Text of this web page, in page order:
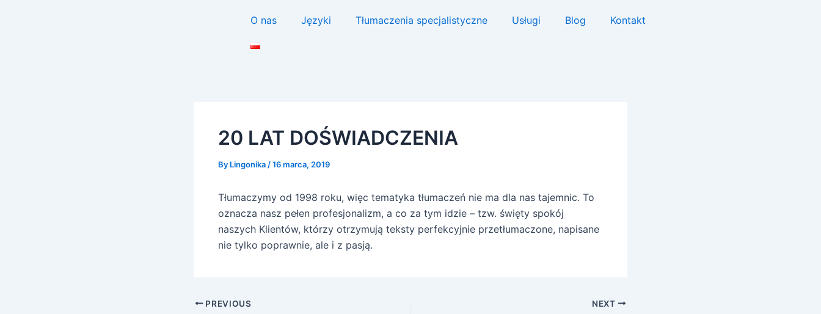
O nas Języki Tłumaczenia specjalistyczne Usługi Blog Kontakt
20 LAT DOŚWIADCZENIA
By Lingonika /16 marca, 2019
Tłumaczymy od 1998 roku, więc tematyka tłumaczeń nie ma dla nas tajemnic. To
oznacza nasz pełen profesjonalizm, a co za tym idzie – tzw. święty spokój
naszych Klientów, którzy otrzymują teksty perfekcyjnie przetłumaczone, napisane
nie tylko poprawnie, ale i z pasją.
PREVIOUS NEXT